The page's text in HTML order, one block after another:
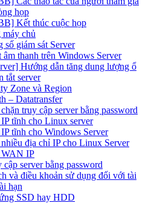
họp
Kết thúc cuộc họp
máy chủ
số giám sát Server
thanh trên Windows Server
Hướng dẫn tăng dung lượng ổ
tắt server
Zone và Region
– Datatransfer
truy cập server bằng password
tĩnh cho Linux server
tĩnh cho Windows Server
địa chỉ IP cho Linux Server
WAN IP
cập server bằng password
và điều khoản sử dụng đối với tài
hạn
SSD hay HDD